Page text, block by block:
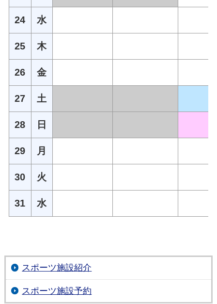
24 水
25 木
26 金
27 土
28 日
29 月
30 火
31 水
スポーツ施設紹介
スポーツ施設予約